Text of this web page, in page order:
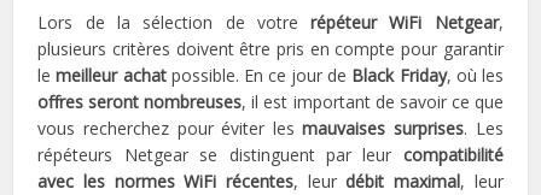
Lors de la sélection de votrerépéteur WiFi Netgear,
plusieurs critères doivent être pris en compte pour garantir
lemeilleur achatpossible. En ce jour de Black Friday, où les
offres seront nombreuses, il est important de savoir ce que
vous recherchez pour éviter lesmauvaises surprises. Les
répéteurs Netgear se distinguent par leur compatibilité
avec les normes WiFi récentes, leurdébit maximal, leur